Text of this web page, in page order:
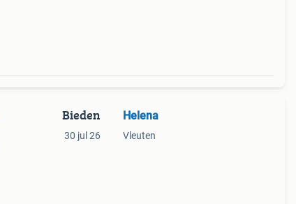
Bieden
30 jul 26
Helena
Vleuten